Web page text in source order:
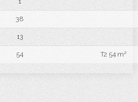
38
13
54 T2 54 m²